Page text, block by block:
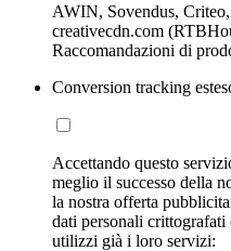
AWIN, Sovendus,
creativecdn.com
Raccomandazioni di
Conversion tracking
Accettando questo
meglio il successo della
la nostra offerta
dati personali
utilizzi già i loro servizi: